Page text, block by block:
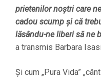
prietenilor noștri care
cadou scump și că
lăsându-ne liberi să ne
a transmis Barbara
Și cum „Pura Vida”